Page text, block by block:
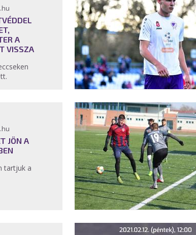
A
VISSZA
JÖN A
tartjuk a